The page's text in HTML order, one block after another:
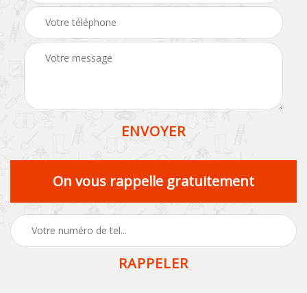
On vous rappelle gratuitement